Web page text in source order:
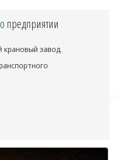
предприятии
завод.